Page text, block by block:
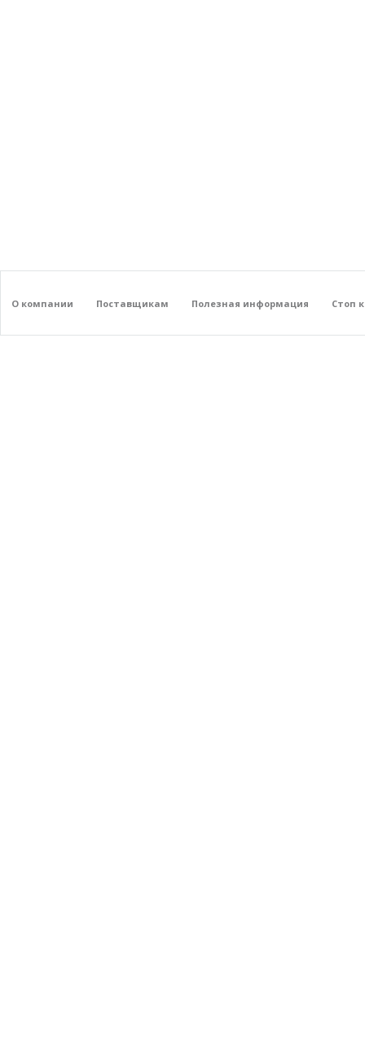
О компании Поставщикам Полезная информация Стоп